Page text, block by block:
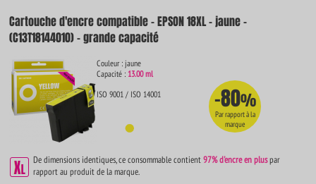
Cartouche d'encre compatible - EPSON 18XL - jaune -
(C13T18144010) - grande capacité
Couleur : jaune
Capacité : 13.00 ml
ISO 9001 / ISO 14001
-80%
Par rapport à la
marque
De dimensions identiques, ce consommable contient97% d'encre en pluspar
rapport au produit de la marque.